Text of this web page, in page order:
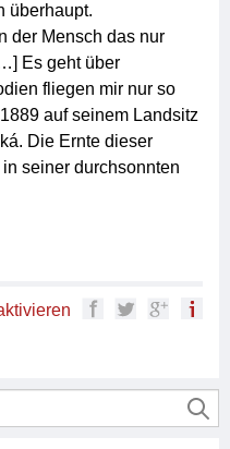
überhaupt.
der Mensch das nur
Es geht über
fliegen mir nur so
auf seinem Landsitz
Die Ernte dieser
seiner durchsonnten